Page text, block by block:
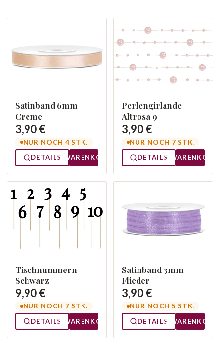
Satinband 6mm
Creme
3,90 €
NUR NOCH 4 STK.
DETAILS
WARENKORB
Perlengirlande
Altrosa 9
3,90 €
NUR NOCH 7 STK.
DETAILS
WARENKORB
Tischnummern
Schwarz
9,90 €
NUR NOCH 7 STK.
DETAILS
WARENKORB
Satinband 3mm
Flieder
3,90 €
NUR NOCH 5 STK.
DETAILS
WARENKORB